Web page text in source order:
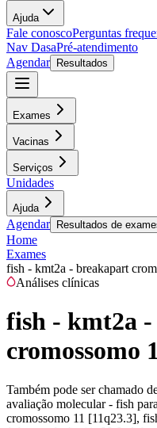
Ajuda
Fale conoscoPerguntas
Nav DasaPré-atendimento
Agendar
Resultados
Exames
Vacinas
Serviços
Unidades
Ajuda
Agendar Resultados de
Home
Exames
fish - kmt2a - breakapart
Análises clínicas
fish - kmt2a
cromossomo
Também pode ser chamado
avaliação molecular - fish
cromossomo 11 [11q23.3],